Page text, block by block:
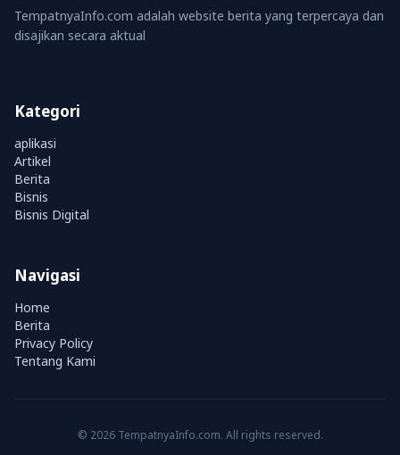
TempatnyaInfo.com adalah website berita yang terpercaya dan
disajikan secara aktual
Kategori
aplikasi
Artikel
Berita
Bisnis
Bisnis Digital
Navigasi
Home
Berita
Privacy Policy
Tentang Kami
© 2026 TempatnyaInfo.com. All rights reserved.